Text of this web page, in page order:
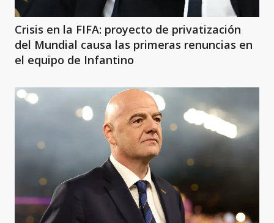
Crisis en la FIFA: proyecto de privatización
del Mundial causa las primeras renuncias en
el equipo de Infantino